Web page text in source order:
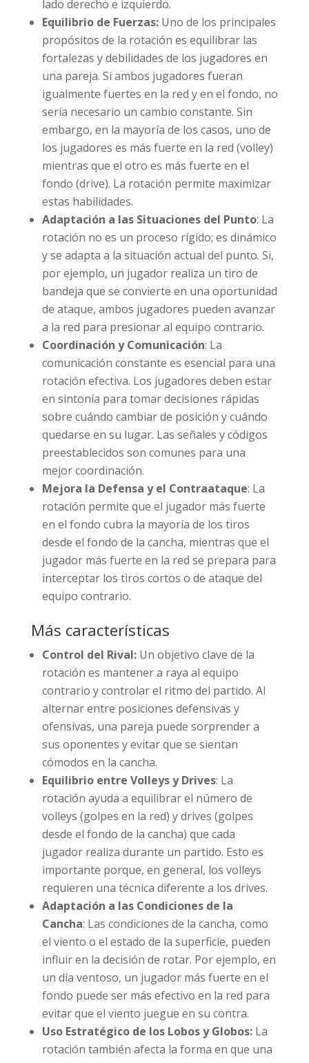
lado derecho e izquierdo.
Equilibrio de Fuerzas:Uno de los principales
propósitos de la rotación es equilibrar las
fortalezas y debilidades de los jugadores en
una pareja. Si ambos jugadores fueran
igualmente fuertes en la red y en el fondo, no
sería necesario un cambio constante. Sin
embargo, en la mayoría de los casos, uno de
los jugadores es más fuerte en la red (volley)
mientras que el otro es más fuerte en el
fondo (drive). La rotación permite maximizar
estas habilidades.
Adaptación a las Situaciones del Punto: La
rotación no es un proceso rígido; es dinámico
y se adapta a la situación actual del punto. Si,
por ejemplo, un jugador realiza un tiro de
bandeja que se convierte en una oportunidad
de ataque, ambos jugadores pueden avanzar
a la red para presionar al equipo contrario.
Coordinación y Comunicación: La
comunicación constante es esencial para una
rotación efectiva. Los jugadores deben estar
en sintonía para tomar decisiones rápidas
sobre cuándo cambiar de posición y cuándo
quedarse en su lugar. Las señales y códigos
preestablecidos son comunes para una
mejor coordinación.
Mejora la Defensa y el Contraataque: La
rotación permite que el jugador más fuerte
en el fondo cubra la mayoría de los tiros
desde el fondo de la cancha, mientras que el
jugador más fuerte en la red se prepara para
interceptar los tiros cortos o de ataque del
equipo contrario.
Más características
Control del Rival:Un objetivo clave de la
rotación es mantener a raya al equipo
contrario y controlar el ritmo del partido. Al
alternar entre posiciones defensivas y
ofensivas, una pareja puede sorprender a
sus oponentes y evitar que se sientan
cómodos en la cancha.
Equilibrio entre Volleys y Drives: La
rotación ayuda a equilibrar el número de
volleys (golpes en la red) y drives (golpes
desde el fondo de la cancha) que cada
jugador realiza durante un partido. Esto es
importante porque, en general, los volleys
requieren una técnica diferente a los drives.
Adaptación a las Condiciones de la
Cancha: Las condiciones de la cancha, como
el viento o el estado de la superficie, pueden
influir en la decisión de rotar. Por ejemplo, en
un día ventoso, un jugador más fuerte en el
fondo puede ser más efectivo en la red para
evitar que el viento juegue en su contra.
Uso Estratégico de los Lobos y Globos:La
rotación también afecta la forma en que una